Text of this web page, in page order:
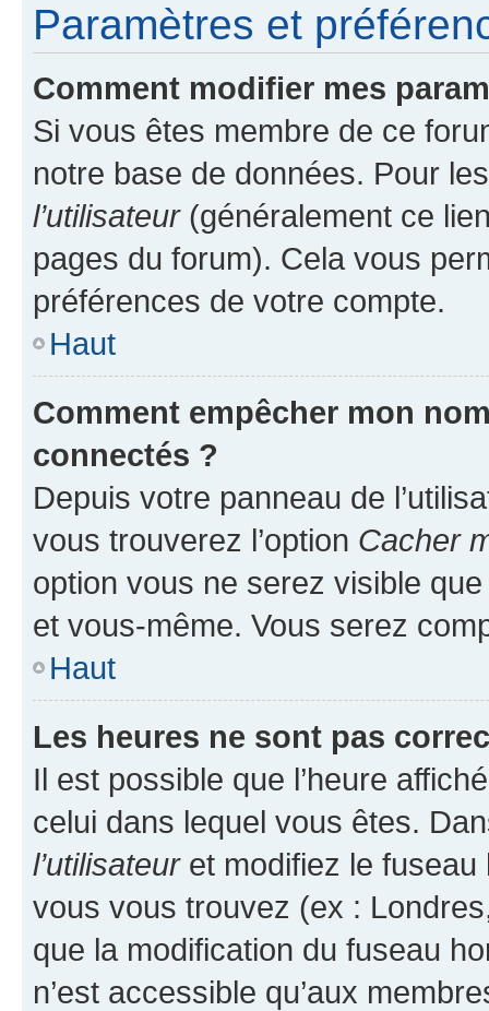
Paramètres et
Comment modifier mes
Si vous êtes membre de ce
notre base de données. Pour
l’utilisateur(généralement ce
pages du forum). Cela vous
préférences de votre compte.
Haut
Comment empêcher mon
connectés ?
Depuis votre panneau de
vous trouverez l’option Cacher
option vous ne serez visible
et vous-même. Vous serez
Haut
Les heures ne sont pas
Il est possible que l’heure
celui dans lequel vous êtes.
l’utilisateuret modifiez le fuseau
vous vous trouvez (ex :
que la modification du fuseau
n’est accessible qu’aux